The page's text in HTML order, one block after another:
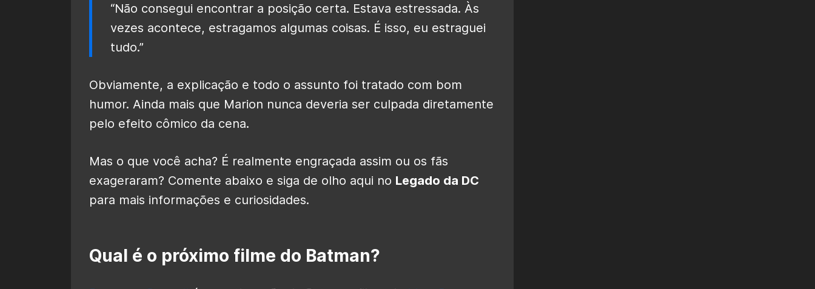
“Não consegui encontrar a posição certa. Estava estressada. Às
vezes acontece, estragamos algumas coisas. É isso, eu estraguei
tudo.”
Obviamente, a explicação e todo o assunto foi tratado com bom
humor. Ainda mais que Marion nunca deveria ser culpada diretamente
pelo efeito cômico da cena.
Mas o que você acha? É realmente engraçada assim ou os fãs
exageraram? Comente abaixo e siga de olho aqui no Legado da DC
para mais informações e curiosidades.
Qual é o próximo filme do Batman?